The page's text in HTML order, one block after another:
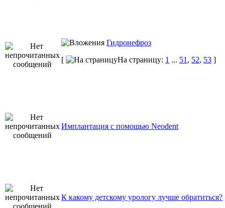
Гидронефроз
[
На страницу: 1 ... 51 , 52, 53 ]
Имплантация с помощью Neodent
К какому детскому урологу лучше обратиться?